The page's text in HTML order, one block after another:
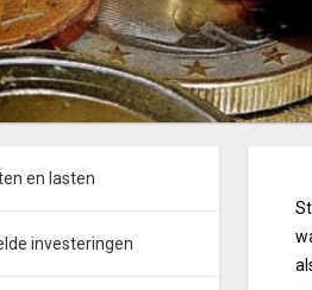
en lasten
investeringen